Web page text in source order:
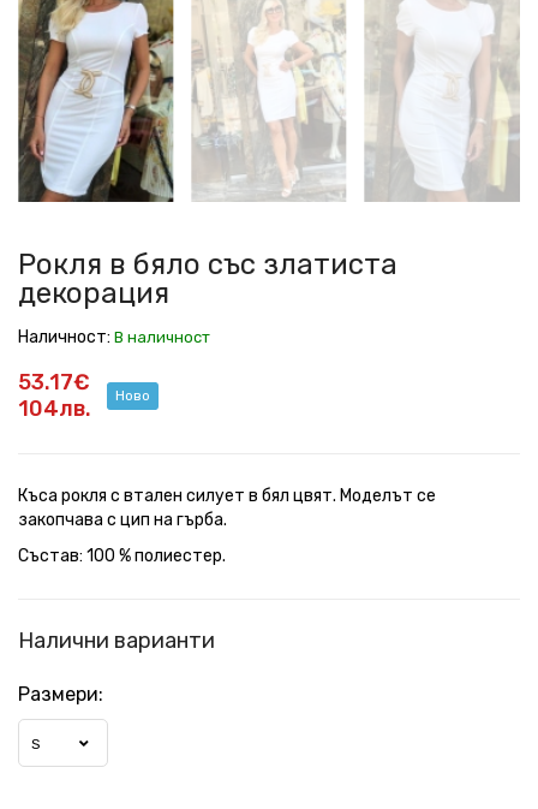
в
бяло
със
златиста
декорация
в
бяло
със
златиста
декорация
в
бяло
със
златиста
декорация
в
бяло
със
златиста
декорация
в
бяло
със
златиста
декорация
в
бяло
със
златиста
декорация
Рокля в бяло със златиста
декорация
Наличност: В наличност
53.17€
104лв.
Ново
Къса рокля с втален силует в бял цвят. Моделът се
закопчава с цип на гърба.
Състав: 100 % полиестер.
Налични варианти
Размери:
S